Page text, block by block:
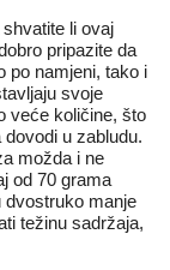
li ovaj
pripazite da
po namjeni, tako i
svoje
veće količine, što
u zabludu.
možda i ne
od 70 grama
dvostruko manje
težinu sadržaja,